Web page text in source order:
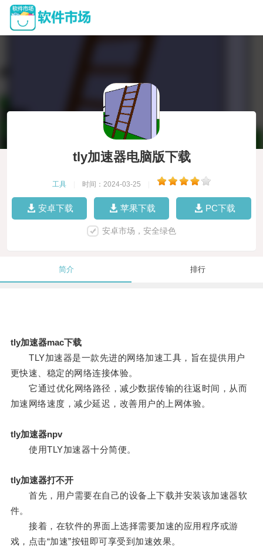
tly加速器电脑版下载
工具 时间：2024-03-25
安卓下载 苹果下载 PC下载
安卓市场，安全绿色
简介 排行
tly加速器mac下载
TLY加速器是一款先进的网络加速工具，旨在提供用户
更快速、稳定的网络连接体验。
它通过优化网络路径，减少数据传输的往返时间，从而
加速网络速度，减少延迟，改善用户的上网体验。
tly加速器npv
使用TLY加速器十分简便。
tly加速器打不开
首先，用户需要在自己的设备上下载并安装该加速器软
件。
接着，在软件的界面上选择需要加速的应用程序或游
戏，点击“加速”按钮即可享受到加速效果。